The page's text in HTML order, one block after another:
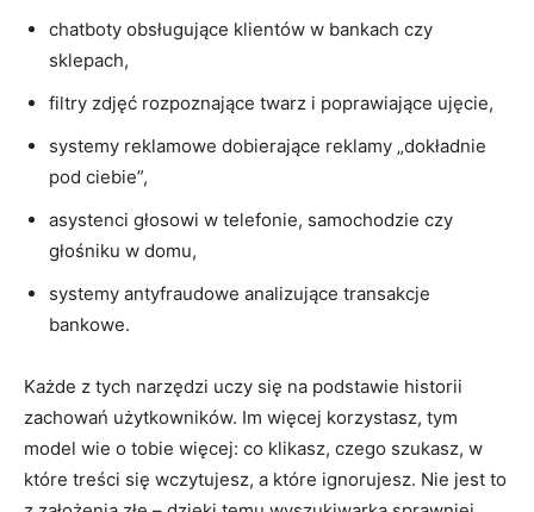
chatboty obsługujące klientów w bankach czy
sklepach,
filtry zdjęć rozpoznające twarz i poprawiające ujęcie,
systemy reklamowe dobierające reklamy „dokładnie
pod ciebie”,
asystenci głosowi w telefonie, samochodzie czy
głośniku w domu,
systemy antyfraudowe analizujące transakcje
bankowe.
Każde z tych narzędzi uczy się na podstawie historii
zachowań użytkowników. Im więcej korzystasz, tym
model wie o tobie więcej: co klikasz, czego szukasz, w
które treści się wczytujesz, a które ignorujesz. Nie jest to